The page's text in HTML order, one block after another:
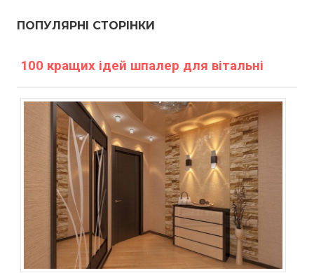
ПОПУЛЯРНІ СТОРІНКИ
100 кращих ідей шпалер для вітальні